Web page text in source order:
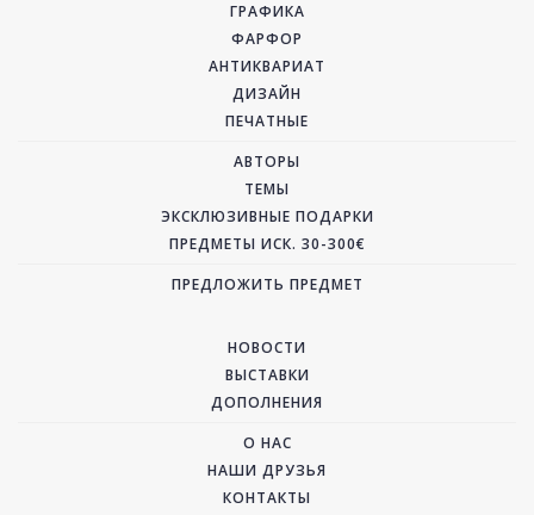
ГРАФИКА
ФАРФОР
АНТИКВАРИАТ
ДИЗАЙН
ПЕЧАТНЫЕ
АВТОРЫ
ТЕМЫ
ЭКСКЛЮЗИВНЫЕ ПОДАРКИ
ПРЕДМЕТЫ ИСК. 30-300€
ПРЕДЛОЖИТЬ ПРЕДМЕТ
НОВОСТИ
ВЫСТАВКИ
ДОПОЛНЕНИЯ
О НАС
НАШИ ДРУЗЬЯ
КОНТАКТЫ